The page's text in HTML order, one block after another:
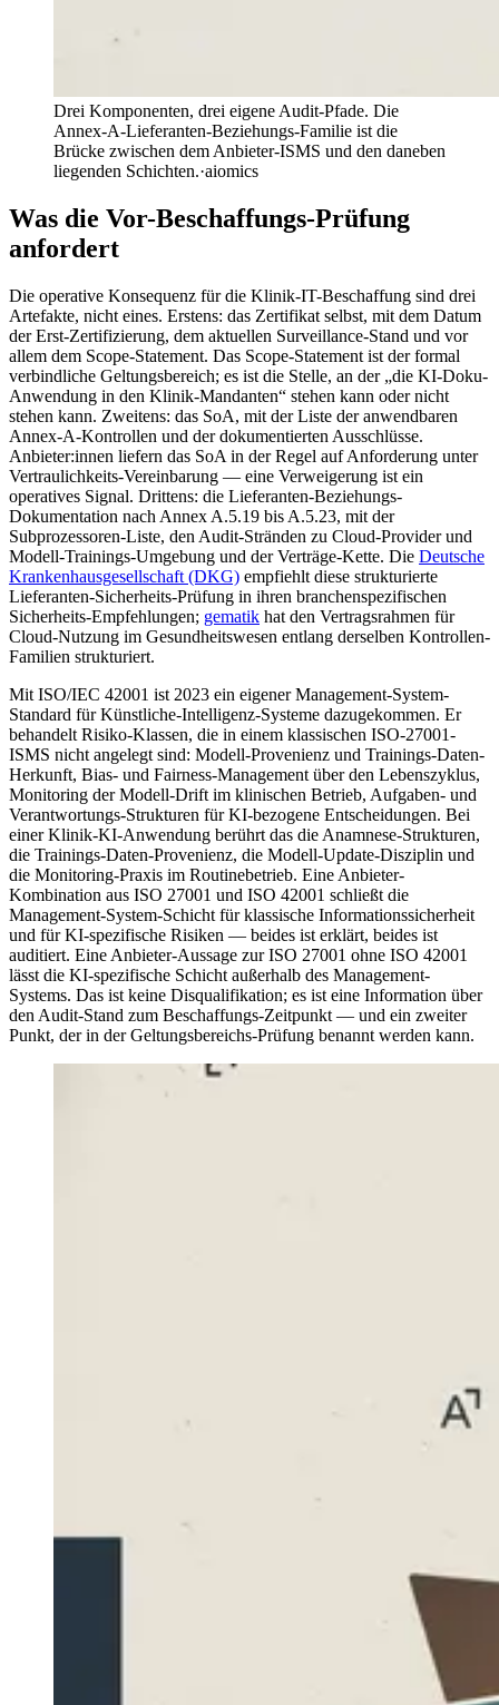
Drei Komponenten, drei eigene Audit-Pfade. Die
Annex-A-Lieferanten-Beziehungs-Familie ist die
Brücke zwischen dem Anbieter-ISMS und den daneben
liegenden Schichten.·aiomics
Was die Vor-Beschaffungs-Prüfung
anfordert
Die operative Konsequenz für die Klinik-IT-Beschaffung sind drei
Artefakte, nicht eines. Erstens: das Zertifikat selbst, mit dem Datum
der Erst-Zertifizierung, dem aktuellen Surveillance-Stand und vor
allem dem Scope-Statement. Das Scope-Statement ist der formal
verbindliche Geltungsbereich; es ist die Stelle, an der „die KI-Doku-
Anwendung in den Klinik-Mandanten“ stehen kann oder nicht
stehen kann. Zweitens: das SoA, mit der Liste der anwendbaren
Annex-A-Kontrollen und der dokumentierten Ausschlüsse.
Anbieter:innen liefern das SoA in der Regel auf Anforderung unter
Vertraulichkeits-Vereinbarung — eine Verweigerung ist ein
operatives Signal. Drittens: die Lieferanten-Beziehungs-
Dokumentation nach Annex A.5.19 bis A.5.23, mit der
Subprozessoren-Liste, den Audit-Stränden zu Cloud-Provider und
Modell-Trainings-Umgebung und der Verträge-Kette. Die Deutsche
Krankenhausgesellschaft (DKG) empfiehlt diese strukturierte
Lieferanten-Sicherheits-Prüfung in ihren branchenspezifischen
Sicherheits-Empfehlungen; gematik hat den Vertragsrahmen für
Cloud-Nutzung im Gesundheitswesen entlang derselben Kontrollen-
Familien strukturiert.
Mit ISO/IEC 42001 ist 2023 ein eigener Management-System-
Standard für Künstliche-Intelligenz-Systeme dazugekommen. Er
behandelt Risiko-Klassen, die in einem klassischen ISO-27001-
ISMS nicht angelegt sind: Modell-Provenienz und Trainings-Daten-
Herkunft, Bias- und Fairness-Management über den Lebenszyklus,
Monitoring der Modell-Drift im klinischen Betrieb, Aufgaben- und
Verantwortungs-Strukturen für KI-bezogene Entscheidungen. Bei
einer Klinik-KI-Anwendung berührt das die Anamnese-Strukturen,
die Trainings-Daten-Provenienz, die Modell-Update-Disziplin und
die Monitoring-Praxis im Routinebetrieb. Eine Anbieter-
Kombination aus ISO 27001 und ISO 42001 schließt die
Management-System-Schicht für klassische Informationssicherheit
und für KI-spezifische Risiken — beides ist erklärt, beides ist
auditiert. Eine Anbieter-Aussage zur ISO 27001 ohne ISO 42001
lässt die KI-spezifische Schicht außerhalb des Management-
Systems. Das ist keine Disqualifikation; es ist eine Information über
den Audit-Stand zum Beschaffungs-Zeitpunkt — und ein zweiter
Punkt, der in der Geltungsbereichs-Prüfung benannt werden kann.